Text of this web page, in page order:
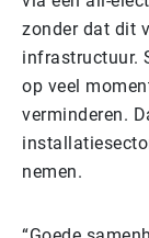
zonder dat dit
infrastructuur.
op veel
verminderen.
nemen.